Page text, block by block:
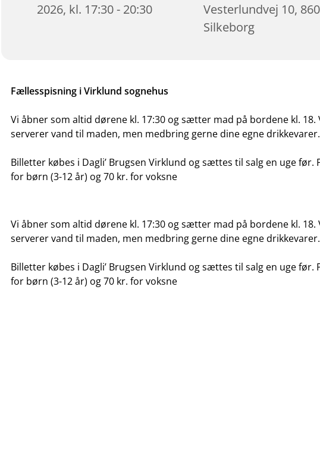
2026, kl. 17:30 - 20:30
Vesterlundvej 10,
Silkeborg
Fællesspisning i Virklund sognehus
Vi åbner som altid dørene kl. 17:30 og sætter mad på bordene kl. 18.
serverer vand til maden, men medbring gerne dine egne drikkevarer.
Billetter købes i Dagli’ Brugsen Virklund og sættes til salg en uge før.
for børn (3-12 år) og 70 kr. for voksne
Vi åbner som altid dørene kl. 17:30 og sætter mad på bordene kl. 18.
serverer vand til maden, men medbring gerne dine egne drikkevarer.
Billetter købes i Dagli’ Brugsen Virklund og sættes til salg en uge før.
for børn (3-12 år) og 70 kr. for voksne